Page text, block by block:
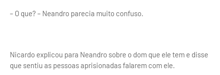
– O que? – Neandro parecia muito confuso.
Nicardo explicou para Neandro sobre o dom que ele tem e disse
que sentiu as pessoas aprisionadas falarem com ele.